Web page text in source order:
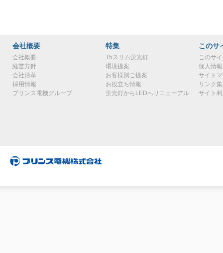
会社概要
会社概要
経営方針
会社沿革
採用情報
プリンス電機グループ
特集
T5スリム蛍光灯
環境提案
お客様別ご提案
お役立ち情報
蛍光灯からLEDへリニューアル
このサ
このサ
個人情
サイト
リンク集
サイト